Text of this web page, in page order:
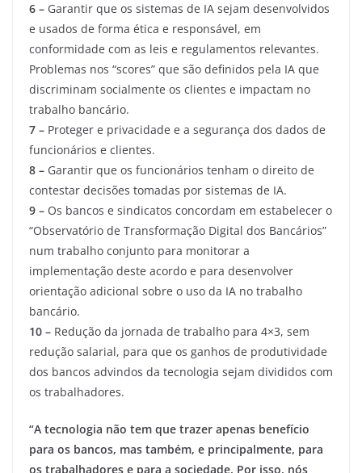
6 – Garantir que os sistemas de IA sejam desenvolvidos
e usados de forma ética e responsável, em
conformidade com as leis e regulamentos relevantes.
Problemas nos “scores” que são definidos pela IA que
discriminam socialmente os clientes e impactam no
trabalho bancário.
7 – Proteger e privacidade e a segurança dos dados de
funcionários e clientes.
8 – Garantir que os funcionários tenham o direito de
contestar decisões tomadas por sistemas de IA.
9 – Os bancos e sindicatos concordam em estabelecer o
“Observatório de Transformação Digital dos Bancários”
num trabalho conjunto para monitorar a
implementação deste acordo e para desenvolver
orientação adicional sobre o uso da IA no trabalho
bancário.
10 – Redução da jornada de trabalho para 4×3, sem
redução salarial, para que os ganhos de produtividade
dos bancos advindos da tecnologia sejam divididos com
os trabalhadores.
“A tecnologia não tem que trazer apenas benefício
para os bancos, mas também, e principalmente, para
os trabalhadores e para a sociedade. Por isso, nós